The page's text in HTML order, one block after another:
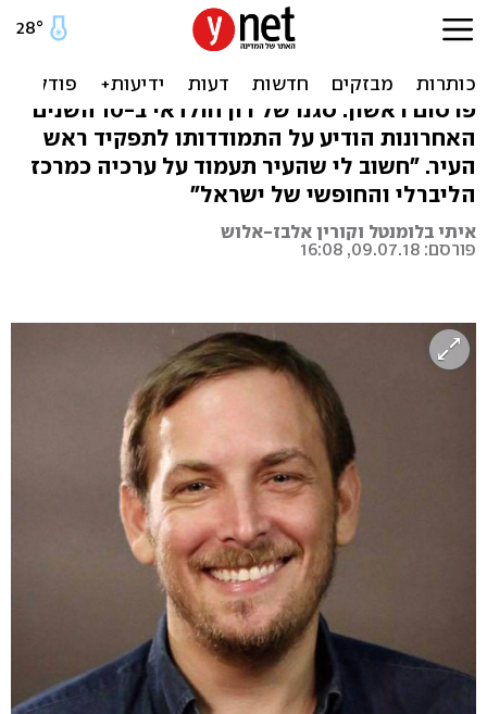
דרמה פוליטית בת"א: אסף
זמיר יתמודד לראשות העיר
פרסום ראשון: סגנו של רון חולדאי ב-10 השנים
האחרונות הודיע על התמודדותו לתפקיד ראש
העיר. "חשוב לי שהעיר תעמוד על ערכיה כמרכז
הליברלי והחופשי של ישראל"
איתי בלומנטל וקורין אלבז-אלוש
פורסם: 09.07.18, 16:08